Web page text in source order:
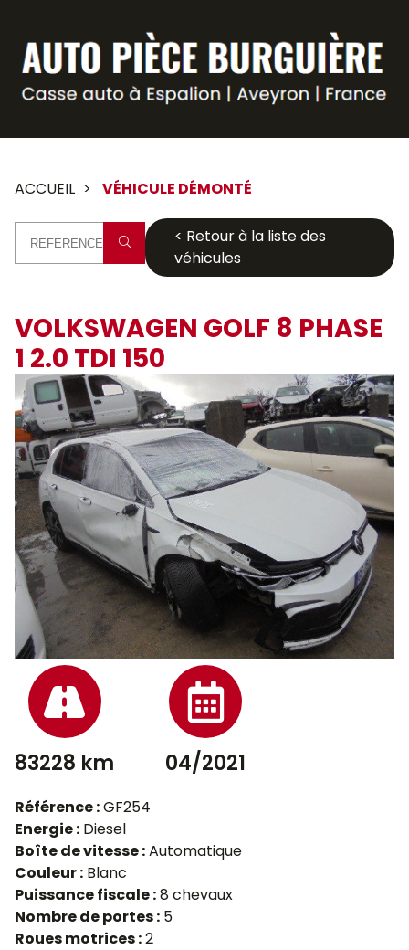
ACCUEIL VÉHICULE DÉMONTÉ
< Retour à la liste des
véhicules
VOLKSWAGEN GOLF 8 PHASE
1 2.0 TDI 150
83228 km 04/2021
Référence :GF254
Energie : Diesel
Boîte de vitesse :Automatique
Couleur : Blanc
Puissance fiscale :8 chevaux
Nombre de portes : 5
Roues motrices :2